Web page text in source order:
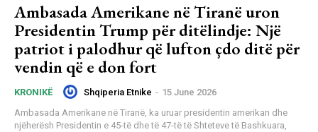
Ambasada Amerikane në Tiranë uron
Presidentin Trump për ditëlindje: Një
patriot i palodhur që lufton çdo ditë për
vendin që e don fort
KRONIKË Shqiperia Etnike - 15 June 2026
Ambasada Amerikane në Tiranë, ka uruar presidentin amerikan dhe
njëherësh Presidentin e 45-të dhe të 47-të të Shteteve të Bashkuara,